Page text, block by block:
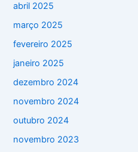
abril 2025
março 2025
fevereiro 2025
janeiro 2025
dezembro 2024
novembro 2024
outubro 2024
novembro 2023